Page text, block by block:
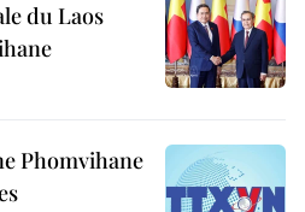
du Laos
Phomvihane